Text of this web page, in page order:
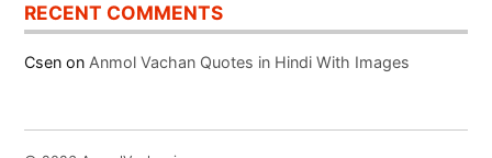
RECENT COMMENTS
Csen on Anmol Vachan Quotes in Hindi With Images